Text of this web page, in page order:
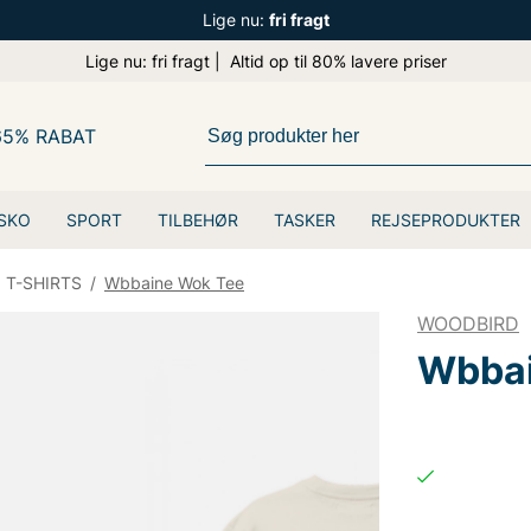
Lige nu: fri fragt
Lige nu: fri fragt | Altid op til 80% lavere priser
SPORT TILBEHØR TASKER REJSEPRODUKTER
RABAT
T-SHIRTS / Wbbaine Wok Tee
WOODBIRD